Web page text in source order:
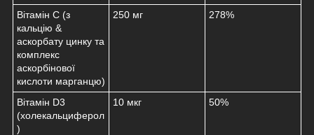
Вітамін С (з
кальцію &
аскорбату цинку та
комплекс
аскорбінової
кислоти марганцю)
250 мг 278%
Вітамін D3
(холекальциферол
)
10 мкг 50%